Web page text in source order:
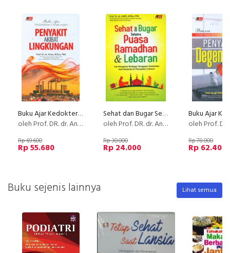
Buku Ajar Kedokteran Lingkungan Penyakit Akibat Lingkungan
oleh Prof. DR. dr. Anies, M.Kes, PKK
Rp 69.600
Rp 55.680
Sehat dan Bugar Selama Puasa Ramadhan & Lebaran
oleh Prof. DR. dr. Anies, M.Kes, PKK
Rp 30.000
Rp 24.000
oleh Prof. DR. dr.
Rp 78.000
Rp 62.400
Buku sejenis lainnya Lihat semua